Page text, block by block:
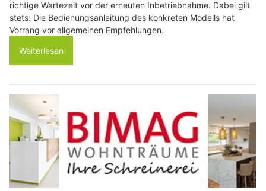
richtige Wartezeit vor der erneuten Inbetriebnahme. Dabei gilt
stets: Die Bedienungsanleitung des konkreten Modells hat
Vorrang vor allgemeinen Empfehlungen.
Weiterlesen